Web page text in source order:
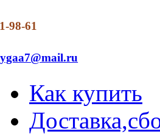
98-61
Как купить